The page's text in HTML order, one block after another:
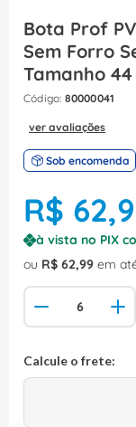
Bota Prof
Sem Forro
Tamanho
: 80000041
ver avaliações
Sob encomenda
R$ 62,
à vista no PIX
ou R$ 62,99 em